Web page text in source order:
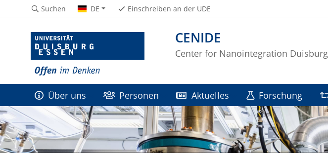
CENIDE
Center for Nanointegration
Suchen DE Einschreiben an der UDE
Über uns Personen Aktuelles Forschung